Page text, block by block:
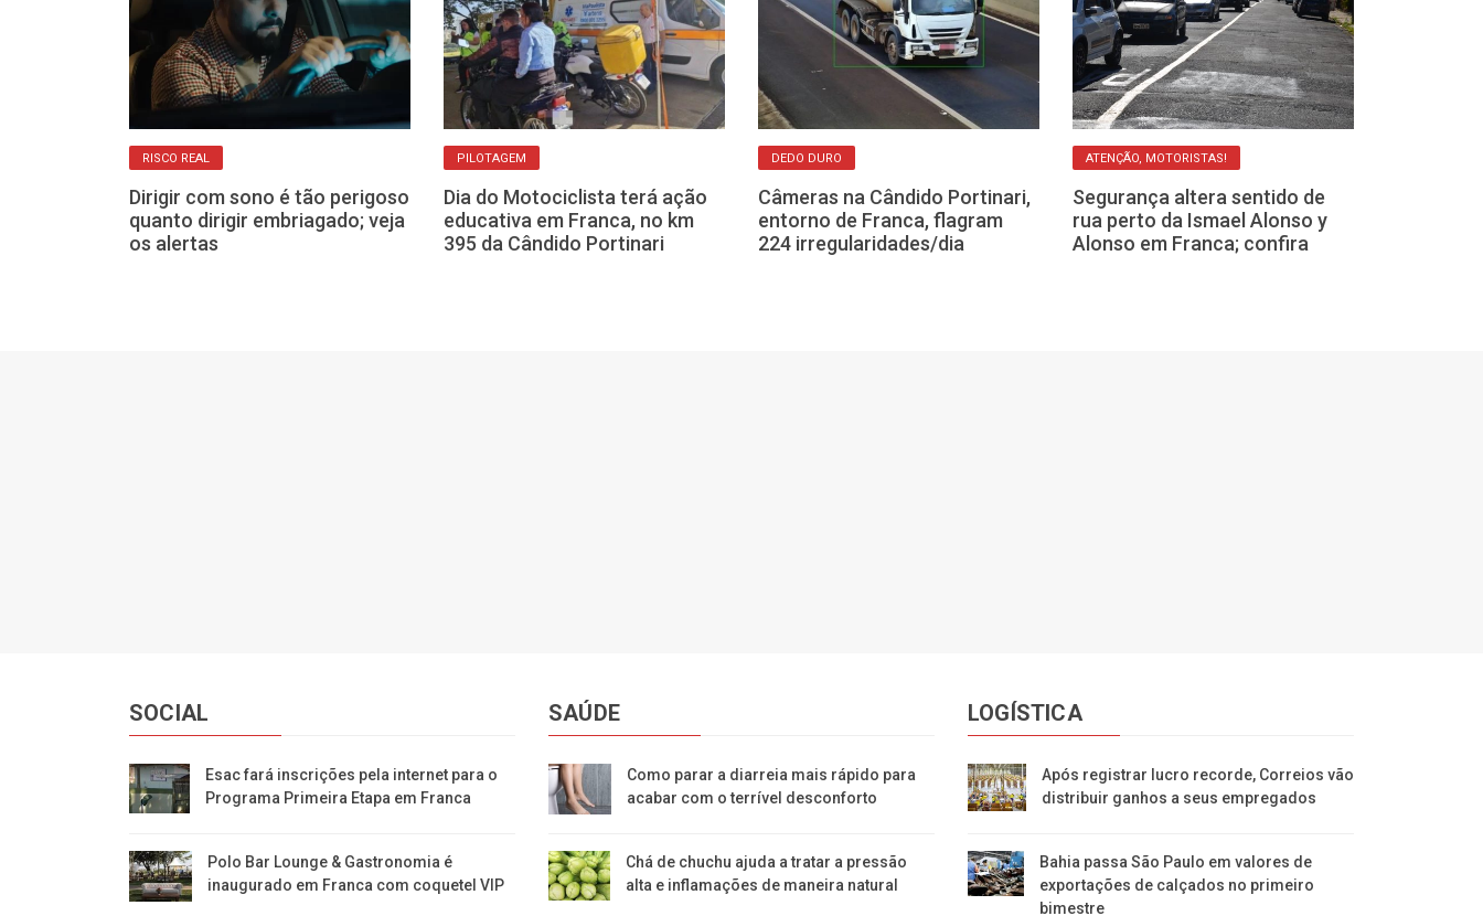
RISCO REAL
Dirigir com sono é tão perigoso
quanto dirigir embriagado; veja
os alertas
PILOTAGEM
Dia do Motociclista terá ação
educativa em Franca, no km
395 da Cândido Portinari
DEDO DURO
Câmeras na Cândido Portinari,
entorno de Franca, flagram
224 irregularidades/dia
ATENÇÃO, MOTORISTAS!
Segurança altera sentido de
rua perto da Ismael Alonso y
Alonso em Franca; confira
SOCIAL
Esac fará inscrições pela internet para o
Programa Primeira Etapa em Franca
Polo Bar Lounge & Gastronomia é
inaugurado em Franca com coquetel VIP
SAÚDE
Como parar a diarreia mais rápido para
acabar com o terrível desconforto
Chá de chuchu ajuda a tratar a pressão
alta e inflamações de maneira natural
LOGÍSTICA
Após registrar lucro recorde, Correios vão
distribuir ganhos a seus empregados
Bahia passa São Paulo em valores de
exportações de calçados no primeiro
bimestre